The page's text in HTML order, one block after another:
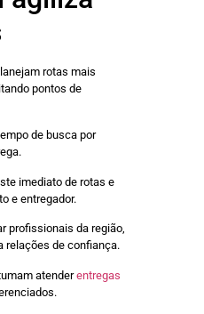
rotas mais
pontos de
de busca por
imediato de rotas e
e entregador.
profissionais da região,
relações de confiança.
atenderentregas